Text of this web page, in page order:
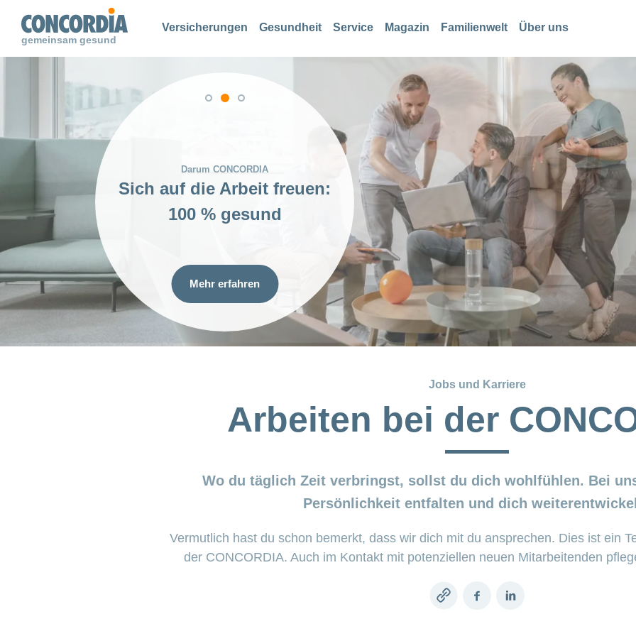
gemeinsam gesund
Versicherungen Gesundheit Service Magazin Familienwelt Über uns
Suche
Suche
Suche
Darum CONCORDIA
Sich auf die Arbeit freuen:
100 % gesund
Mehr erfahren
Als Versicherungsberaterin oder -berater
Neues anpacken:
100 % gesund
Mehr erfahren
Jobs und Karriere
Arbeiten bei der
Wo du täglich Zeit verbringst, sollst du dich wohlfühlen. Bei
Persönlichkeit entfalten und dich
Vermutlich hast du schon bemerkt, dass wir dich mit du ansprechen. Dies ist ein
der CONCORDIA. Auch im Kontakt mit potenziellen neuen Mitarbeitenden
Copy
FacebookLinkedIn